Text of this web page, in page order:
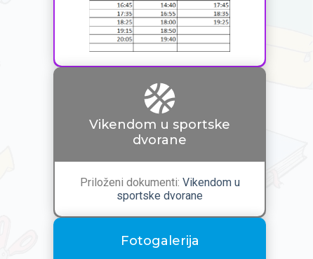
Vikendom u sportske
dvorane
Priloženi dokumenti: Vikendom u
sportske dvorane
Fotogalerija